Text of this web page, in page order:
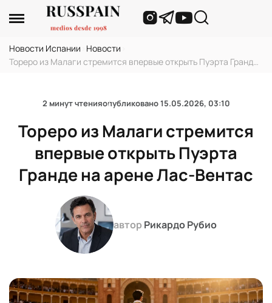
Новости Испании Новости
Тореро из Малаги стремится впервые открыть Пуэрта Гранде
2 минут чтенияопубликовано15.05.2026, 03:10
Тореро из Малаги стремится
впервые открыть Пуэрта
Гранде на арене Лас-Вентас
автор Рикардо Рубио